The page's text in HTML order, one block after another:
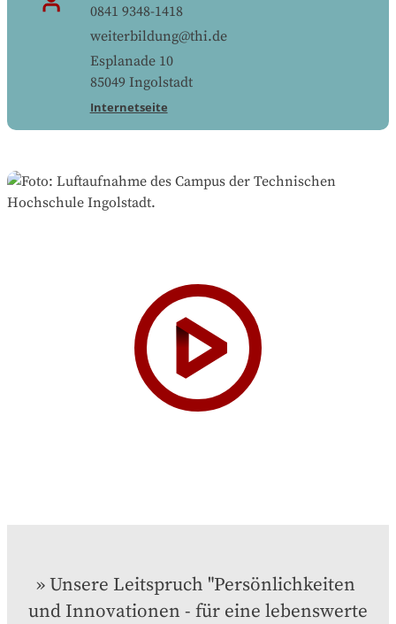
0841 9348-1418
weiterbildung@thi.de
Esplanade 10
85049 Ingolstadt
Internetseite
Unsere Leitspruch "Persönlichkeiten
und Innovationen - für eine lebenswerte